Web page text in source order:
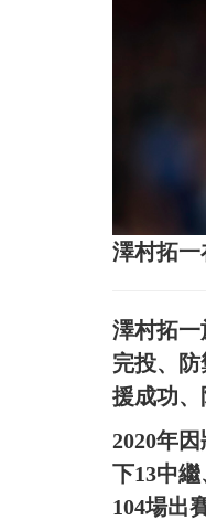
澤村拓
澤村拓一
完投、防
援成功、
2020年
下13中
104場出